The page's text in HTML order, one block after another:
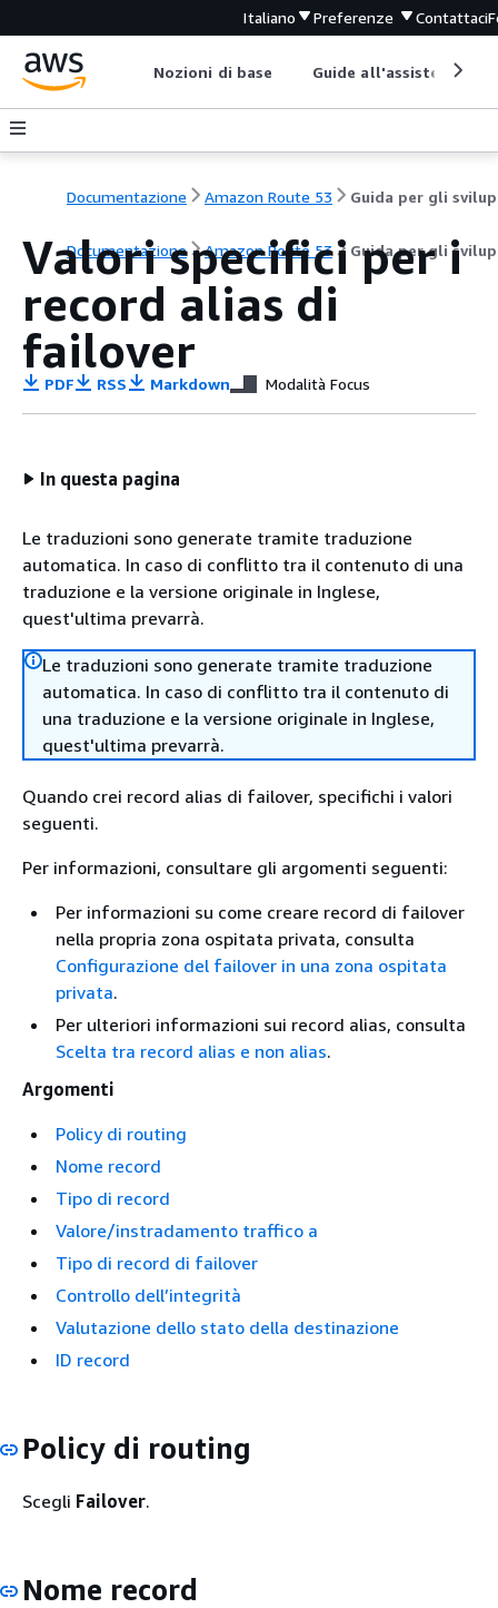
Italiano Preferenze Contattaci
Nozioni di base Guide all'assistenza
Documentazione Amazon Route 53
Documentazione Amazon Route 53 Guida per gli
Valori specifici per i
record alias di
failover
PDF RSS Markdown Modalità Focus
In questa pagina
Le traduzioni sono generate tramite traduzione
automatica. In caso di conflitto tra il contenuto di una
traduzione e la versione originale in Inglese,
quest'ultima prevarrà.
Le traduzioni sono generate tramite traduzione
automatica. In caso di conflitto tra il contenuto di
una traduzione e la versione originale in Inglese,
quest'ultima prevarrà.
Quando crei record alias di failover, specifichi i valori
seguenti.
Per informazioni, consultare gli argomenti seguenti:
Per informazioni su come creare record di failover
nella propria zona ospitata privata, consulta
Configurazione del failover in una zona ospitata
privata.
Per ulteriori informazioni sui record alias, consulta
Scelta tra record alias e non alias.
Argomenti
Policy di routing
Nome record
Tipo di record
Valore/instradamento traffico a
Tipo di record di failover
Controllo dell’integrità
Valutazione dello stato della destinazione
ID record
Policy di routing
Scegli Failover.
Nome record